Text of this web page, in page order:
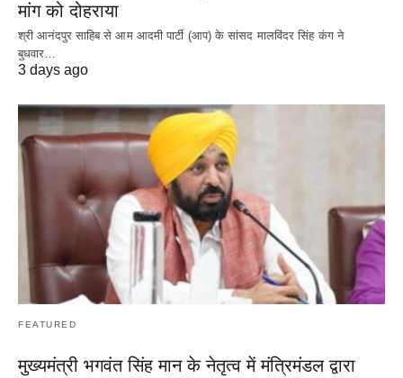
मांग को दोहराया
श्री आनंदपुर साहिब से आम आदमी पार्टी (आप) के सांसद मालविंदर सिंह कंग ने
बुधवार…
3 days ago
FEATURED
मुख्यमंत्री भगवंत सिंह मान के नेतृत्व में मंत्रिमंडल द्वारा